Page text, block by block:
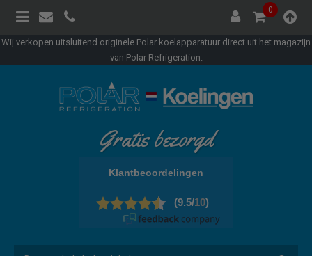
0
Wij verkopen uitsluitend originele Polar koelapparatuur direct uit het magazijn
van Polar Refrigeration.
Gratis bezorgd